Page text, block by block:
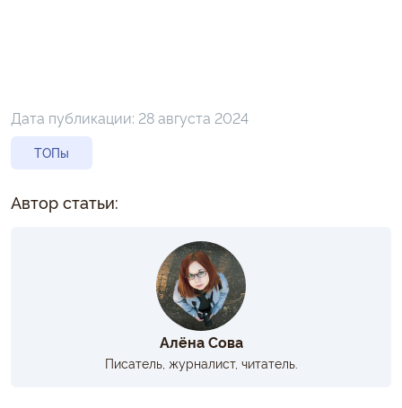
Дата публикации: 28 августа 2024
ТОПы
Автор статьи:
Алёна Сова
Писатель, журналист, читатель.